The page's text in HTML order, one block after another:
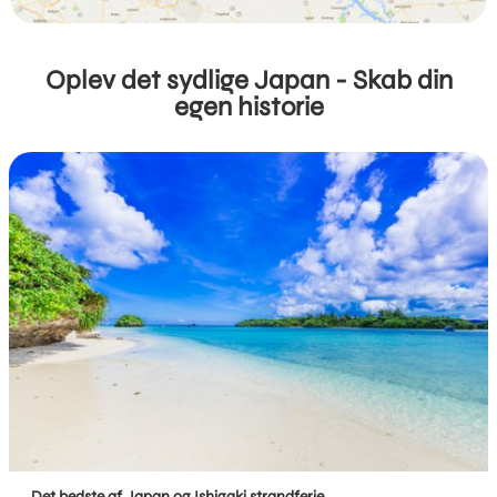
Oplev det sydlige Japan - Skab din
egen historie